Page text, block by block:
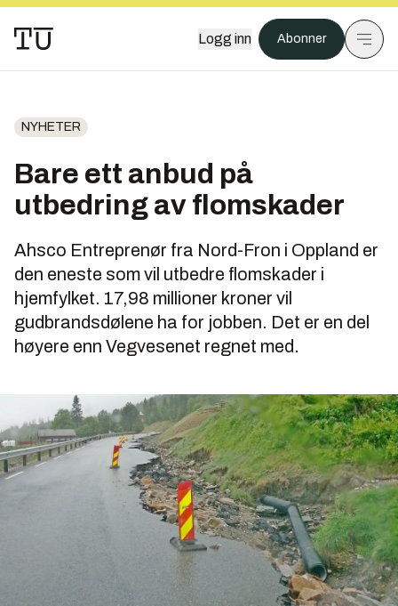
Logg inn Abonner
NYHETER
Bare ett anbud på
utbedring av flomskader
Ahsco Entreprenør fra Nord-Fron i Oppland er
den eneste som vil utbedre flomskader i
hjemfylket. 17,98 millioner kroner vil
gudbrandsdølene ha for jobben. Det er en del
høyere enn Vegvesenet regnet med.